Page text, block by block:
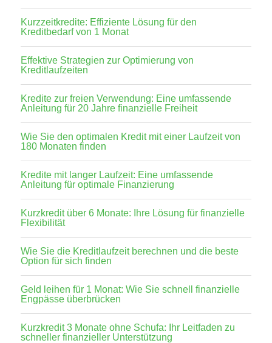
Kurzzeitkredite: Effiziente Lösung für den
Kreditbedarf von 1 Monat
Effektive Strategien zur Optimierung von
Kreditlaufzeiten
Kredite zur freien Verwendung: Eine umfassende
Anleitung für 20 Jahre finanzielle Freiheit
Wie Sie den optimalen Kredit mit einer Laufzeit von
180 Monaten finden
Kredite mit langer Laufzeit: Eine umfassende
Anleitung für optimale Finanzierung
Kurzkredit über 6 Monate: Ihre Lösung für finanzielle
Flexibilität
Wie Sie die Kreditlaufzeit berechnen und die beste
Option für sich finden
Geld leihen für 1 Monat: Wie Sie schnell finanzielle
Engpässe überbrücken
Kurzkredit 3 Monate ohne Schufa: Ihr Leitfaden zu
schneller finanzieller Unterstützung